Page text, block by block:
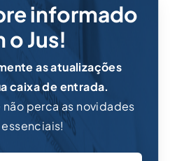
informado
o Jus!
as atualizações
caixa de entrada.
perca as novidades